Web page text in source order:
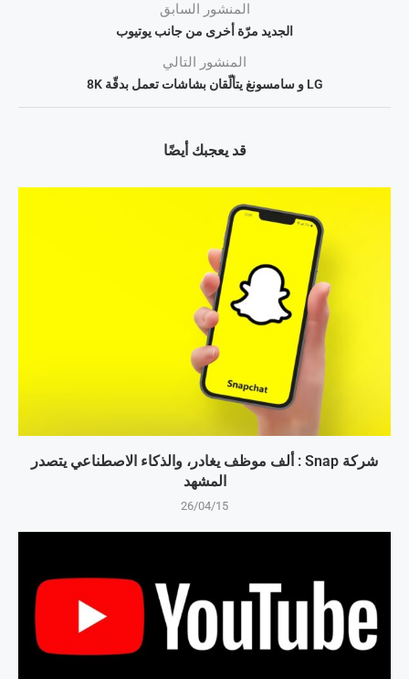
المنشور السابق
الجديد مرّة أخرى من جانب يوتيوب
المنشور التالي
LG و سامسونغ يتألّقان بشاشات تعمل بدقّة 8K
قد يعجبك أيضًا
شركة Snap : ألف موظف يغادر، والذكاء الاصطناعي يتصدر
المشهد
26/04/15